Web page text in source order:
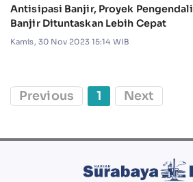
Antisipasi Banjir, Proyek Pengendali
Banjir Dituntaskan Lebih Cepat
Kamis, 30 Nov 2023 15:14 WIB
Previous 1 Next